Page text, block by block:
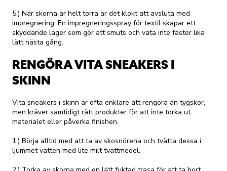
5.) När skorna är helt torra är det klokt att avsluta med
impregnering. En impregneringsspray för textil skapar ett
skyddande lager som gör att smuts och väta inte fäster lika
lätt nästa gång.
RENGÖRA VITA SNEAKERS I
SKINN
Vita sneakers i skinn är ofta enklare att rengöra än tygskor,
men kräver samtidigt rätt produkter för att inte torka ut
materialet eller påverka finishen.
1.) Börja alltid med att ta av skosnörena och tvätta dessa i
ljummet vatten med lite milt tvättmedel.